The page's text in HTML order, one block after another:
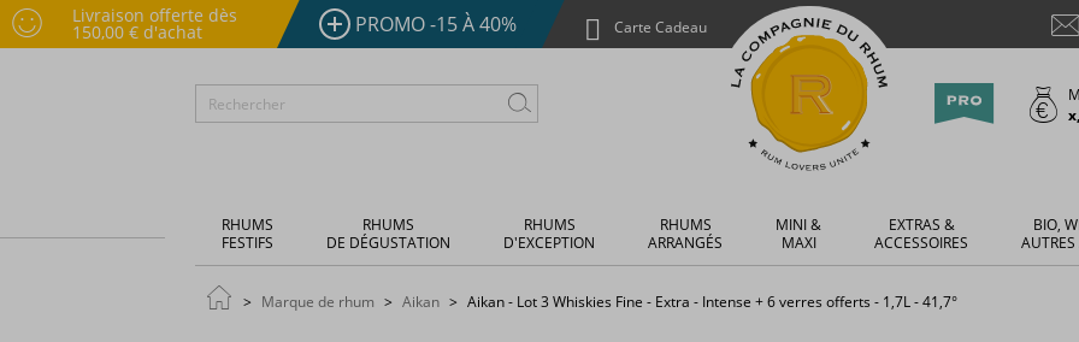
Livraison offerte dès
150,00 € d'achat PROMO -15 À 40% Carte Cadeau
RHUMS
FESTIFS
RHUMS
DE DÉGUSTATION
RHUMS
D'EXCEPTION
RHUMS
ARRANGÉS
MINI &
MAXI
EXTRAS &
ACCESSOIRES
BIO,
Marque de rhum Aikan Aikan - Lot 3 Whiskies Fine - Extra - Intense + 6 verres offerts - 1,7L - 41,7°